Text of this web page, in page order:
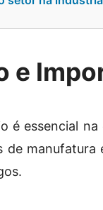
e
é essencial
de